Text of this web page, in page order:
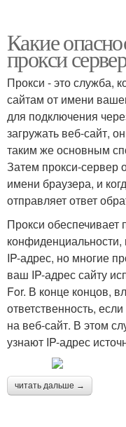
Какие
прокси
Прокси - это служба,
сайтам от имени
для подключения
загружать веб-сайт,
таким же основным
Затем прокси-сервер
имени браузера, и
отправляет ответ
Прокси
IP-адрес, но многие
ваш IP-адрес сайту
For. В конце концов,
ответственность,
на веб-сайт. В этом
узнают IP-адрес
читать дальше →